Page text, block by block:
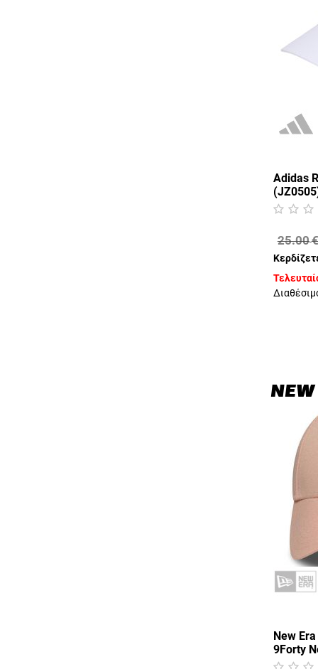
Adidas
25.00€
NEW
New
9Forty